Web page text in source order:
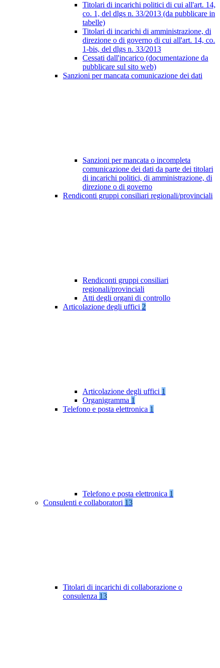
Titolari di incarichi politici di cui all'art. 14,
co. 1, del dlgs n. 33/2013 (da pubblicare in
tabelle)
Titolari di incarichi di amministrazione, di
direzione o di governo di cui all'art. 14, co.
1-bis, del dlgs n. 33/2013
Cessati dall'incarico (documentazione da
pubblicare sul sito web)
Sanzioni per mancata comunicazione dei dati
Sanzioni per mancata o incompleta
comunicazione dei dati da parte dei titolari
di incarichi politici, di amministrazione, di
direzione o di governo
Rendiconti gruppi consiliari regionali/provinciali
Rendiconti gruppi consiliari
regionali/provinciali
Atti degli organi di controllo
Articolazione degli uffici 2
Articolazione degli uffici 1
Organigramma 1
Telefono e posta elettronica 1
Telefono e posta elettronica 1
Consulenti e collaboratori 13
Titolari di incarichi di collaborazione o
consulenza 13